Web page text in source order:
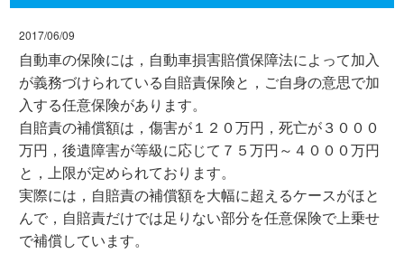
2017/06/09
自動車の保険には，自動車損害賠償保障法によって加入
が義務づけられている自賠責保険と，ご自身の意思で加
入する任意保険があります。
自賠責の補償額は，傷害が１２０万円，死亡が３０００
万円，後遺障害が等級に応じて７５万円～４０００万円
と，上限が定められております。
実際には，自賠責の補償額を大幅に超えるケースがほと
んで，自賠責だけでは足りない部分を任意保険で上乗せ
で補償しています。